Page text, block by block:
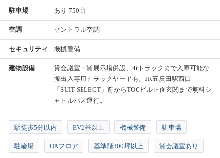
駐車場 あり 750台
空調 セントラル空調
セキュリティ 機械警備
建物設備
貸会議室・貸展示場併設、4tトラックまで入庫可能な
搬出入専用トラックヤード有。JR五反田駅西口
「SUIT SELECT」前からTOCビル正面玄関まで無料シ
ャトルバス運行。
駅徒歩5分以内 EV2基以上 機械警備 駐車場
駐輪場 OAフロア 基準階300坪以上 貸会議室あり